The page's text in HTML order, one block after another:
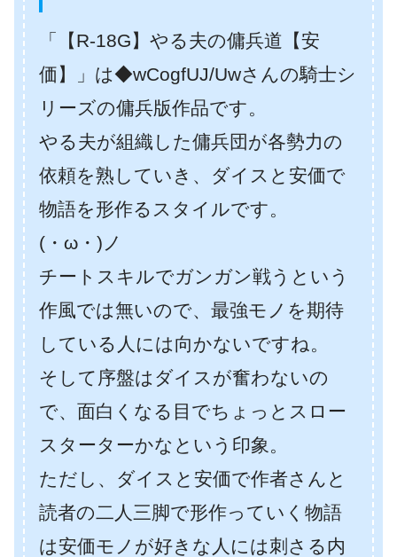
「【R-18G】やる夫の傭兵道【安
価】」は◆wCogfUJ/Uwさんの騎士シ
リーズの傭兵版作品です。
やる夫が組織した傭兵団が各勢力の
依頼を熟していき、ダイスと安価で
物語を形作るスタイルです。
(・ω・)ノ
チートスキルでガンガン戦うという
作風では無いので、最強モノを期待
している人には向かないですね。
そして序盤はダイスが奮わないの
で、面白くなる目でちょっとスロー
スターターかなという印象。
ただし、ダイスと安価で作者さんと
読者の二人三脚で形作っていく物語
は安価モノが好きな人には刺さる内